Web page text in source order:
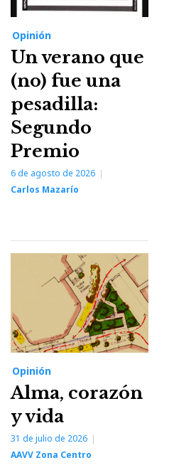
Opinión
Un verano que
(no) fue una
pesadilla:
Segundo
Premio
6 de agosto de 2026
Carlos Mazarío
Opinión
Alma, corazón
y vida
31 de julio de 2026
AAVV Zona Centro